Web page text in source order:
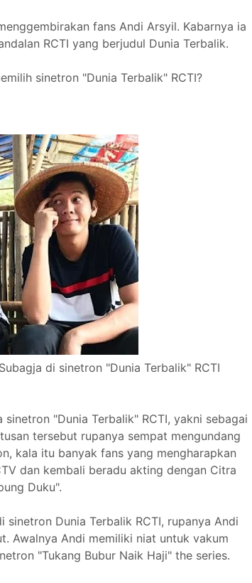
fans Andi Arsyil. Kabarnya ia
RCTI yang berjudul Dunia Terbalik.
sinetron "Dunia Terbalik" RCTI?
di sinetron "Dunia Terbalik" RCTI
"Dunia Terbalik" RCTI, yakni sebagai
tersebut rupanya sempat mengundang
kala itu banyak fans yang mengharapkan
dan kembali beradu akting dengan Citra
Duku".
sinetron Dunia Terbalik RCTI, rupanya Andi
Awalnya Andi memiliki niat untuk vakum
"Tukang Bubur Naik Haji" the series.